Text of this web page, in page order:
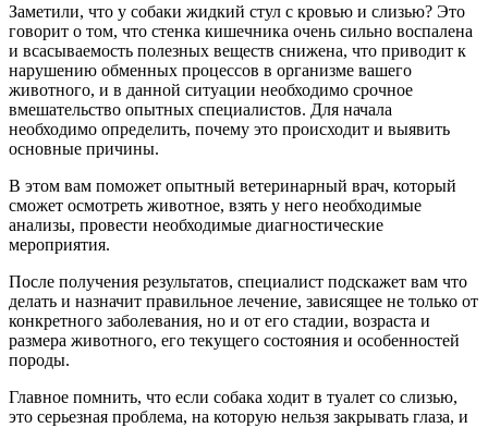
Заметили, что у собаки жидкий стул с кровью и слизью? Это
говорит о том, что стенка кишечника очень сильно воспалена
и всасываемость полезных веществ снижена, что приводит к
нарушению обменных процессов в организме вашего
животного, и в данной ситуации необходимо срочное
вмешательство опытных специалистов. Для начала
необходимо определить, почему это происходит и выявить
основные причины.
В этом вам поможет опытный ветеринарный врач, который
сможет осмотреть животное, взять у него необходимые
анализы, провести необходимые диагностические
мероприятия.
После получения результатов, специалист подскажет вам что
делать и назначит правильное лечение, зависящее не только от
конкретного заболевания, но и от его стадии, возраста и
размера животного, его текущего состояния и особенностей
породы.
Главное помнить, что если собака ходит в туалет со слизью,
это серьезная проблема, на которую нельзя закрывать глаза, и